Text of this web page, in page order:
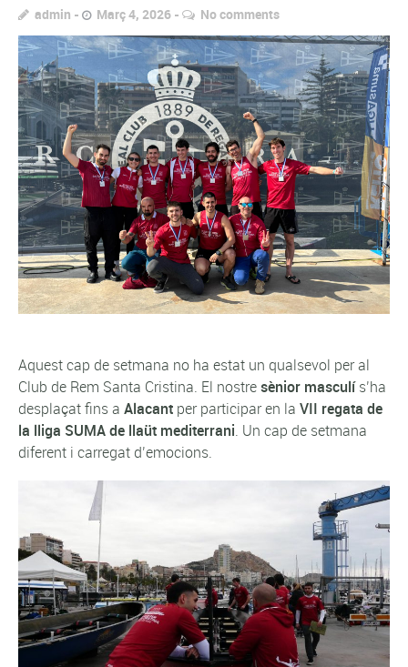
admin Març 4, 2026 No comments
Aquest cap de setmana no ha estat un qualsevol per al
Club de Rem Santa Cristina. El nostresènior masculís’ha
desplaçat fins a Alacant per participar en la VII regata de
la lliga SUMA de llaüt mediterrani. Un cap de setmana
diferent i carregat d’emocions.